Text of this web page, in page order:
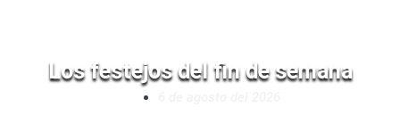
Los festejos del fin de semana